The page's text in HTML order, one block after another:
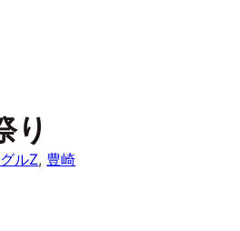
り
ルZ, 豊崎